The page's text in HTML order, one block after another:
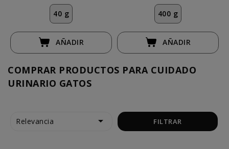
40 g
AÑADIR
400 g
AÑADIR
COMPRAR PRODUCTOS PARA CUIDADO
URINARIO GATOS
Relevancia  FILTRAR